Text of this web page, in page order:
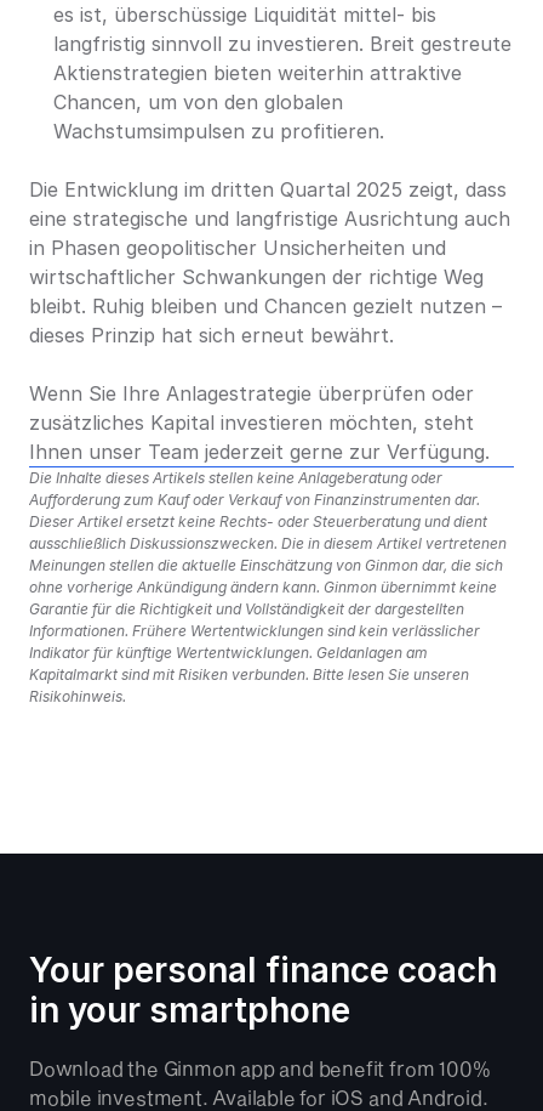
es ist, überschüssige Liquidität mittel- bis
langfristig sinnvoll zu investieren. Breit gestreute
Aktienstrategien bieten weiterhin attraktive
Chancen, um von den globalen
Wachstumsimpulsen zu profitieren.
Die Entwicklung im dritten Quartal 2025 zeigt, dass
eine strategische und langfristige Ausrichtung auch
in Phasen geopolitischer Unsicherheiten und
wirtschaftlicher Schwankungen der richtige Weg
bleibt. Ruhig bleiben und Chancen gezielt nutzen –
dieses Prinzip hat sich erneut bewährt.
Wenn Sie Ihre Anlagestrategie überprüfen oder
zusätzliches Kapital investieren möchten, steht
Ihnen unser Team jederzeit gerne zur Verfügung.
Die Inhalte dieses Artikels stellen keine Anlageberatung oder
Aufforderung zum Kauf oder Verkauf von Finanzinstrumenten dar.
Dieser Artikel ersetzt keine Rechts- oder Steuerberatung und dient
ausschließlich Diskussionszwecken. Die in diesem Artikel vertretenen
Meinungen stellen die aktuelle Einschätzung von Ginmon dar, die sich
ohne vorherige Ankündigung ändern kann. Ginmon übernimmt keine
Garantie für die Richtigkeit und Vollständigkeit der dargestellten
Informationen. Frühere Wertentwicklungen sind kein verlässlicher
Indikator für künftige Wertentwicklungen. Geldanlagen am
Kapitalmarkt sind mit Risiken verbunden. Bitte lesen Sie unseren
Risikohinweis.
Your personal finance coach
in your smartphone
Download the Ginmon app and benefit from 100%
mobile investment. Available for iOS and Android.